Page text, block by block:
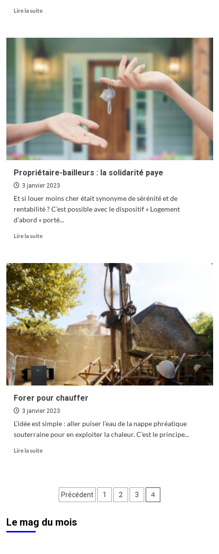
Lire la suiteEn
sur
pourquoi
pas
vous
Propriétaire-bailleurs : la solidarité paye
3 janvier 2023
Et si louer moins cher était synonyme de sérénité et de
rentabilité ? C’est possible avec le dispositif « Logement
d’abord » porté...
Lire la suiteEn
sur
Propriétaire-
bailleurs
:
la
solidarité
paye
Forer pour chauffer
3 janvier 2023
L’idée est simple : aller puiser l’eau de la nappe phréatique
souterraine pour en exploiter la chaleur. C’est le principe...
Lire la suiteEn
Pagination
publications
Précédent 1 2 3 4
Le mag du mois